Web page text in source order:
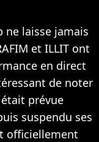
ne laisse jamais
et ILLIT ont
en direct
de noter
était prévue
suspendu ses
officiellement